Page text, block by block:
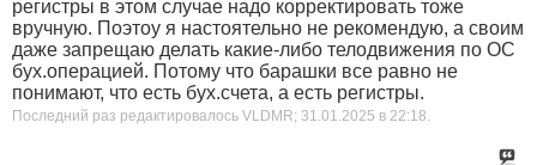
регистры в этом случае надо корректировать тоже
вручную. Поэтоу я настоятельно не рекомендую, а своим
даже запрещаю делать какие-либо телодвижения по ОС
бух.операцией. Потому что барашки все равно не
понимают, что есть бух.счета, а есть регистры.
Последний раз редактировалось VLDMR; 31.01.2025 в 22:18.